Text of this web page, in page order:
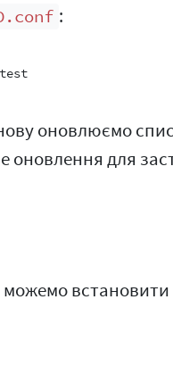
:
оновлюємо
оновлення для
можемо